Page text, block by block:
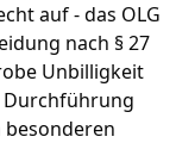
auf - das OLG
nach § 27
Unbilligkeit
Durchführung